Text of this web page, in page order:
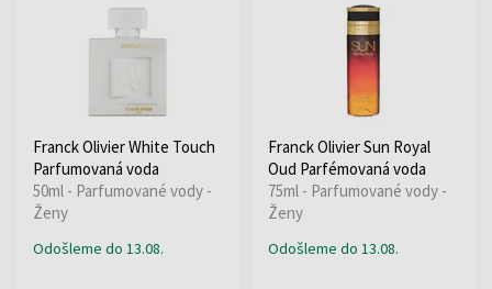
Franck Olivier White Touch
Parfumovaná voda
50ml - Parfumované vody -
Ženy
Odošleme do 13.08.
Franck Olivier Sun Royal
Oud Parfémovaná voda
75ml - Parfumované vody -
Ženy
Odošleme do 13.08.